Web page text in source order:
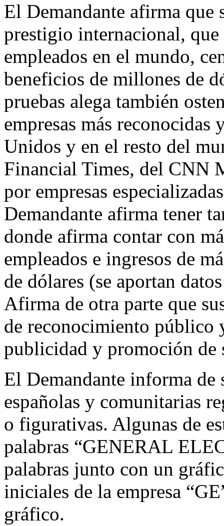
El Demandante afirma que
prestigio internacional,
empleados en el mundo,
beneficios de millones de
pruebas alega también
empresas más reconocidas
Unidos y en el resto del
Financial Times, del CNN
por empresas
Demandante afirma tener
donde afirma contar con
empleados e ingresos de
de dólares (se aportan
Afirma de otra parte que
de reconocimiento
publicidad y promoción de
El Demandante informa de
españolas y comunitarias
o figurativas. Algunas de
palabras “GENERAL
palabras junto con un
iniciales de la empresa
gráfico.